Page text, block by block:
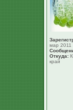
мар 2011
Откуда:
край